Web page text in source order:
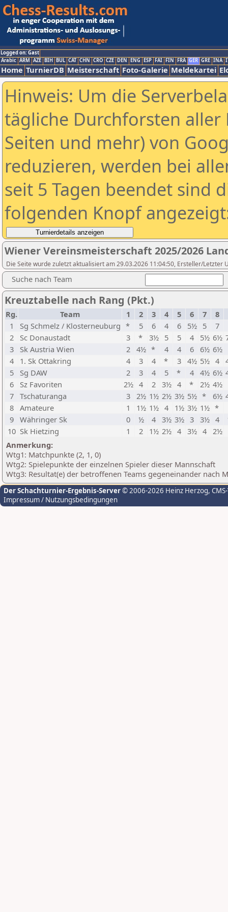
Logged on: Gast
Arabic ARM AZE BIH BUL CAT CHN CRO CZE DEN ENG ESP FAI FIN FRA GER GRE INA
Home TurnierDB Meisterschaft Foto-Galerie Meldekartei
Hinweis: Um die
tägliche Durchforsten aller
Seiten und mehr) von
reduzieren, werden bei
seit 5 Tagen beendet sind
folgenden Knopf
Wiener Vereinsmeisterschaft 2025/2026
Die Seite wurde zuletzt aktualisiert am 29.03.2026 11:04:50, Ersteller/Letzter
Suche nach Team
Kreuztabelle nach Rang (Pkt.)
Rg. Team 1 2 3 4 5 6 7
8
1
Sg Schmelz / Klosterneuburg * 5 6 4 6 5½ 5
7
2
Sc Donaustadt 3 * 3½ 5 5 4 5½ 6½
3
Sk Austria Wien 2 4½ * 4 4 6 6½ 6½
4
1. Sk Ottakring 4 3 4 * 3 4½ 5½ 4
5
Sg DAW 2 3 4 5 * 4 4½ 6½
6
Sz Favoriten 2½ 4 2 3½ 4 * 2½ 4½
7 Tschaturanga 3 2½ 1½ 2½ 3½ 5½ * 6½
8 Amateure 1 1½ 1½ 4 1½ 3½ 1½ *
9 Währinger Sk 0 ½ 4 3½ 3½ 3 3½ 4
10 Sk Hietzing 1 2 1½ 2½ 4 3½ 4 2½
Anmerkung:
Wtg1: Matchpunkte (2, 1, 0)
Wtg2: Spielepunkte der einzelnen Spieler dieser Mannschaft
Wtg3: Resultat(e) der betroffenen Teams gegeneinander nach
Der Schachturnier-Ergebnis-Server© 2006-2026 Heinz Herzog,
Impressum / Nutzungsbedingungen